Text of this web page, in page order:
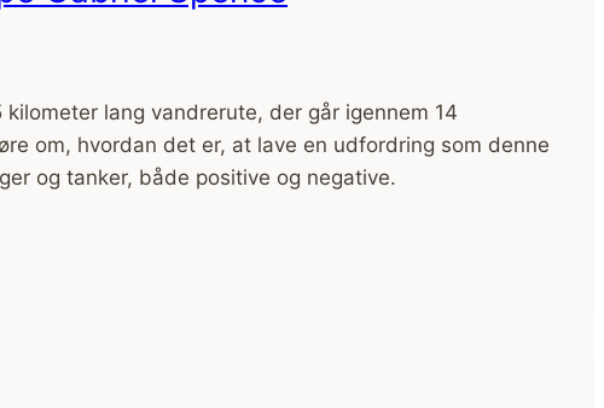
kilometer lang vandrerute, der går igennem 14
om, hvordan det er, at lave en udfordring som denne
og tanker, både positive og negative.